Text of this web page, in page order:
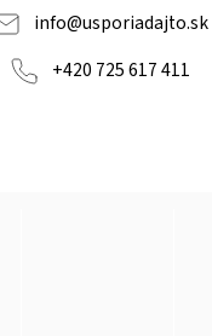
info@usporiadajto.sk
+420 725 617 411